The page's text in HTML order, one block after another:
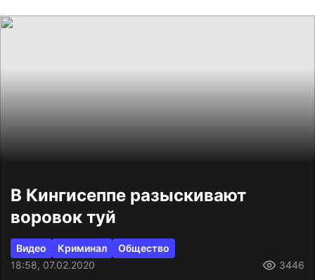
В Кингисеппе разыскивают
воровок туй
Видео Криминал
Общество
18:58, 07.02.2020
3446